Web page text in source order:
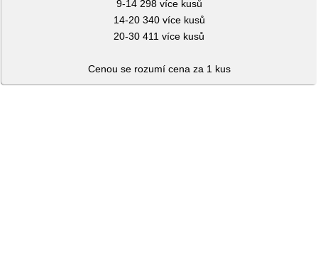
9-14 298 více kusů
14-20 340 více kusů
20-30 411 více kusů
Cenou se rozumí cena za 1 kus